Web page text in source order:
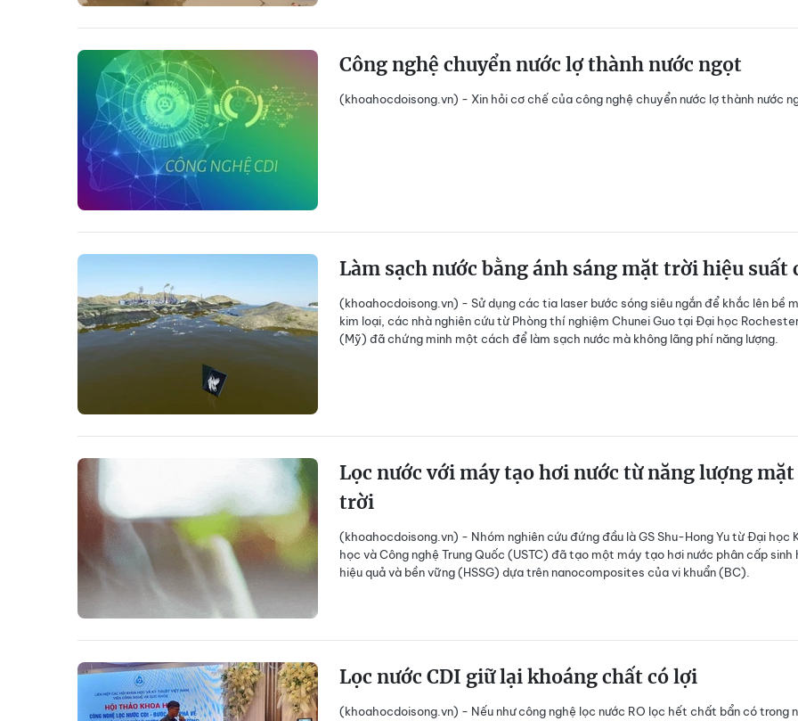
Công nghệ chuyển nước lợ thành nước ngọt
(khoahocdoisong.vn) - Xin hỏi cơ chế của công nghệ chuyển nước lợ thành nước
Làm sạch nước bằng ánh sáng mặt trời hiệu suất
(khoahocdoisong.vn) - Sử dụng các tia laser bước sóng siêu ngắn để khắc lên bề
kim loại, các nhà nghiên cứu từ Phòng thí nghiệm Chunei Guo tại Đại học
(Mỹ) đã chứng minh một cách để làm sạch nước mà không lãng phí năng lượng.
Lọc nước với máy tạo hơi nước từ năng lượng mặt
trời
(khoahocdoisong.vn) - Nhóm nghiên cứu đứng đầu là GS Shu-Hong Yu từ Đại học
học và Công nghệ Trung Quốc (USTC) đã tạo một máy tạo hơi nước phân cấp sinh
hiệu quả và bền vững (HSSG) dựa trên nanocomposites của vi khuẩn (BC).
Lọc nước CDI giữ lại khoáng chất có lợi
(khoahocdoisong.vn) - Nếu như công nghệ lọc nước RO lọc hết chất bẩn có trong